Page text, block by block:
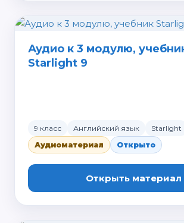
Аудио к 3 модулю,
Starlight 9
9 класс Английский язык
Starlight
Аудиоматериал
Открыто
Открыть материал